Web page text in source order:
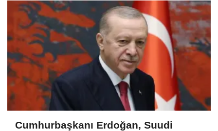
Cumhurbaşkanı Erdoğan, Suudi